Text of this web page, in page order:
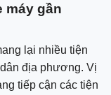
máy gần
lại nhiều tiện
địa phương. Vị
tiếp cận các tiện